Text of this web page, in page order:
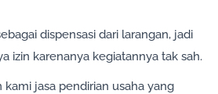
dispensasi dari larangan, jadi
izin karenanya kegiatannya tak sah.
kami jasa pendirian usaha yang